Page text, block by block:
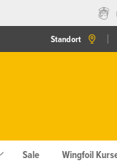
Standort
Sale Wingfoil